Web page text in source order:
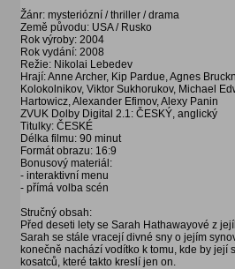
Žánr: mysteriózní / thriller / drama
Země původu: USA / Rusko
Rok výroby: 2004
Rok vydání: 2008
Režie: Nikolai Lebedev
Hrají: Anne Archer, Kip Pardue, Agnes
Kolokolnikov, Viktor Sukhorukov, Michael
Hartowicz, Alexander Efimov, Alexy Panin
ZVUK Dolby Digital 2.1: ČESKÝ, anglický
Titulky: ČESKÉ
Délka filmu: 90 minut
Formát obrazu: 16:9
Bonusový materiál:
- interaktivní menu
- přímá volba scén
Stručný obsah:
Před deseti lety se Sarah Hathawayové z
Sarah se stále vracejí divné sny o jejím
konečně nachází vodítko k tomu, kde by
kosatců, které takto kreslí jen on.